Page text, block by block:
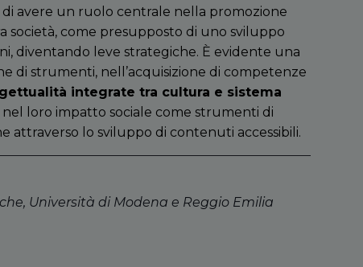
di avere un ruolo centrale nella promozione
società, come presupposto di uno sviluppo
diventando leve strategiche. È evidente una
di strumenti, nell’acquisizione di competenze
integrate tra cultura e sistema
loro impatto sociale come strumenti di
attraverso lo sviluppo di contenuti accessibili.
Università di Modena e Reggio Emilia